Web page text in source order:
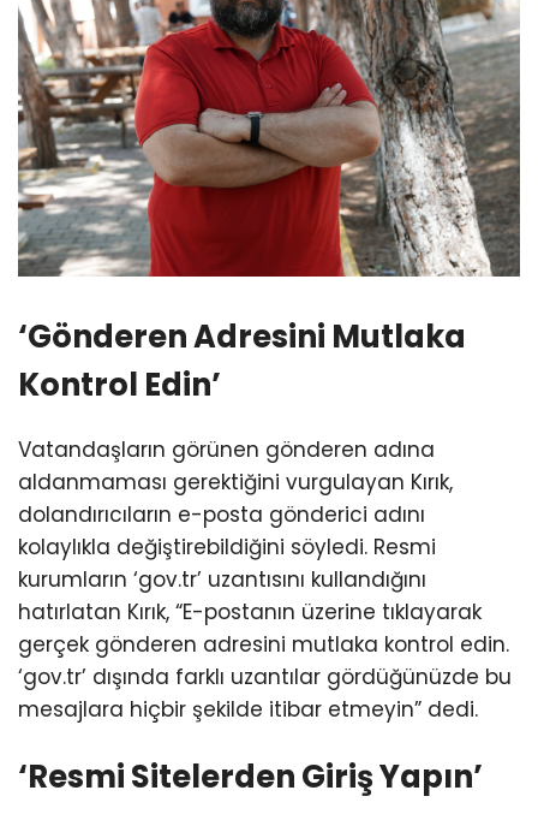
‘Gönderen Adresini Mutlaka
Kontrol Edin’
Vatandaşların görünen gönderen adına
aldanmaması gerektiğini vurgulayan Kırık,
dolandırıcıların e-posta gönderici adını
kolaylıkla değiştirebildiğini söyledi. Resmi
kurumların ‘gov.tr’ uzantısını kullandığını
hatırlatan Kırık, “E-postanın üzerine tıklayarak
gerçek gönderen adresini mutlaka kontrol edin.
‘gov.tr’ dışında farklı uzantılar gördüğünüzde bu
mesajlara hiçbir şekilde itibar etmeyin” dedi.
‘Resmi Sitelerden Giriş Yapın’